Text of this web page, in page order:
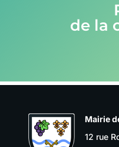
de la
Mairie
12 rue